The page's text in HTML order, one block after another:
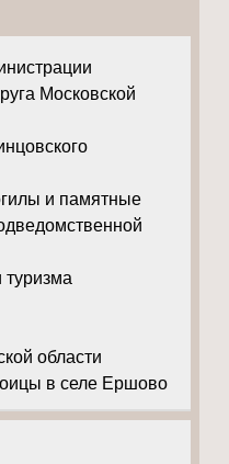
Московской
и памятные
туризма
области
в селе Ершово